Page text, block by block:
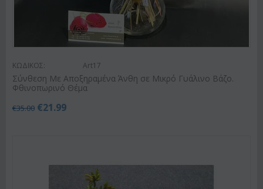
ΚΩΔΙΚΟΣ: Art17
Σύνθεση Με Αποξηραμένα Άνθη σε Μικρό Γυάλινο Βάζο.
Φθινοπωρινό Θέμα
€35.00 €21.99